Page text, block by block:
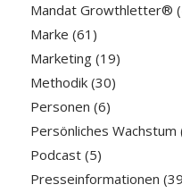
Mandat Growthletter®
Marke (61)
Marketing(19)
Methodik(30)
Personen (6)
Persönliches Wachstum
Podcast(5)
Presseinformationen